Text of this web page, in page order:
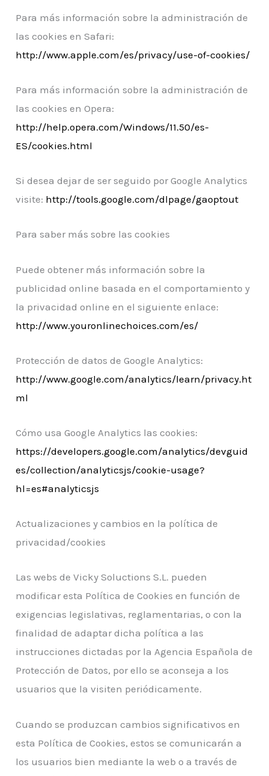
Para más información sobre la administración de
las cookies en Safari:
http://www.apple.com/es/privacy/use-of-cookies/
Para más información sobre la administración de
las cookies en Opera:
http://help.opera.com/Windows/11.50/es-
ES/cookies.html
Si desea dejar de ser seguido por Google Analytics
visite: http://tools.google.com/dlpage/gaoptout
Para saber más sobre las cookies
Puede obtener más información sobre la
publicidad online basada en el comportamiento y
la privacidad online en el siguiente enlace:
http://www.youronlinechoices.com/es/
Protección de datos de Google Analytics:
http://www.google.com/analytics/learn/privacy.ht
ml
Cómo usa Google Analytics las cookies:
https://developers.google.com/analytics/devguid
es/collection/analyticsjs/cookie-usage?
hl=es#analyticsjs
Actualizaciones y cambios en la política de
privacidad/cookies
Las webs de Vicky Soluctions S.L. pueden
modificar esta Política de Cookies en función de
exigencias legislativas, reglamentarias, o con la
finalidad de adaptar dicha política a las
instrucciones dictadas por la Agencia Española de
Protección de Datos, por ello se aconseja a los
usuarios que la visiten periódicamente.
Cuando se produzcan cambios significativos en
esta Política de Cookies, estos se comunicarán a
los usuarios bien mediante la web o a través de